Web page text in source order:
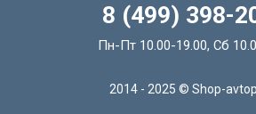
8 (499) 398-
Пн-Пт 10.00-19.00, Сб
2014 - 2025 © Shop-